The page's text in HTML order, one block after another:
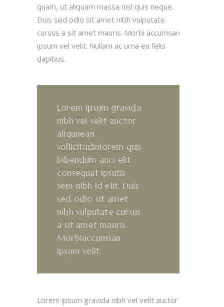
quam, ut aliquam massa nisl quis neque.
Duis sed odio sit amet nibh vulputate
cursus a sit amet mauris. Morbi accumsan
ipsum vel velit. Nullam ac urna eu felis
dapibus.
Lorem ipsum gravida
nibh vel velit auctor
aliqunean
sollicitudinlorem quis
bibendum auci elit
consequat ipsutis
sem nibh id elit. Duis
sed odio sit amet
nibh vulputate cursus
a sit amet mauris.
Morbiaccumsan
ipsum velit.
Lorem ipsum gravida nibh vel velit auctor